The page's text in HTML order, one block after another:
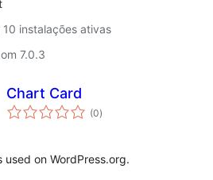
10 instalações ativas
7.0.3
Chart Card
(0avaliações
totais
)
used on WordPress.org.